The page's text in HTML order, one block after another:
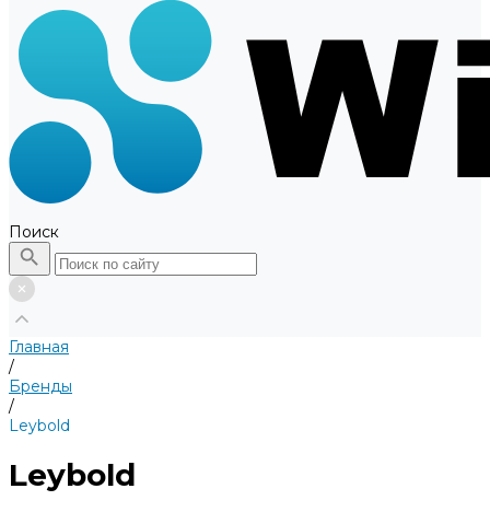
Поиск
Главная
/
Бренды
/
Leybold
Leybold